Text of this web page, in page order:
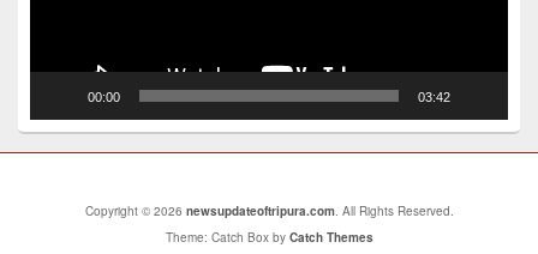
00:00 03:42
Copyright © 2026 newsupdateoftripura.com. All Rights Reserved.
Theme: Catch Box by Catch Themes